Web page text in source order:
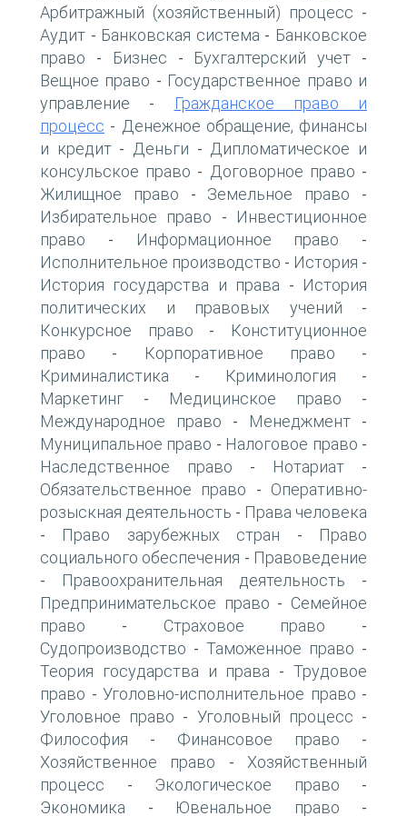
Арбитражный (хозяйственный) процесс -
Аудит - Банковская система - Банковское
право - Бизнес - Бухгалтерский учет -
Вещное право - Государственное право и
управление -
Гражданское право и
процесс - Денежное обращение, финансы
и кредит- Деньги - Дипломатическое и
консульское право - Договорное право -
Жилищное право - Земельное право -
Избирательное право -
Инвестиционное
право - Информационное право -
Исполнительное производство - История -
История государства и права -
История
политических и правовых учений -
Конкурсное право -
Конституционное
право - Корпоративное право -
Криминалистика - Криминология -
Маркетинг - Медицинское право -
Международное право - Менеджмент -
Муниципальное право - Налоговое право -
Наследственное право - Нотариат -
Обязательственное право - Оперативно-
розыскная деятельность - Права человека
- Право зарубежных стран -
Право
социального обеспечения - Правоведение
- Правоохранительная деятельность -
Предпринимательское право - Семейное
право - Страховое право -
Судопроизводство - Таможенное право -
Теория государства и права -Трудовое
право - Уголовно-исполнительное право -
Уголовное право - Уголовный процесс -
Философия - Финансовое право -
Хозяйственное право - Хозяйственный
процесс - Экологическое право -
Экономика - Ювенальное право -